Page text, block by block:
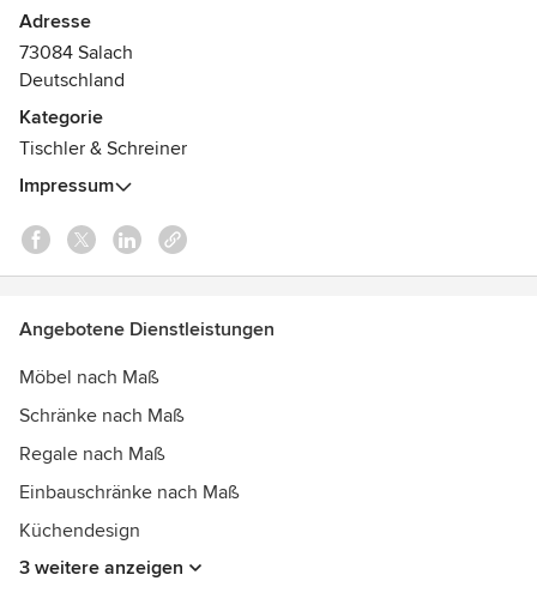
gesteuerten Maschinen. Als Komplettanbieter sind wir
verknüpft mit Partnerbetrieben um auch gewerkfremde
Arbeiten abzudecken.
Adresse
73084 Salach
Deutschland
Kategorie
Tischler & Schreiner
Impressum
Angebotene Dienstleistungen
Möbel nach Maß
Schränke nach Maß
Regale nach Maß
Einbauschränke nach Maß
Küchendesign
3 weitere anzeigen